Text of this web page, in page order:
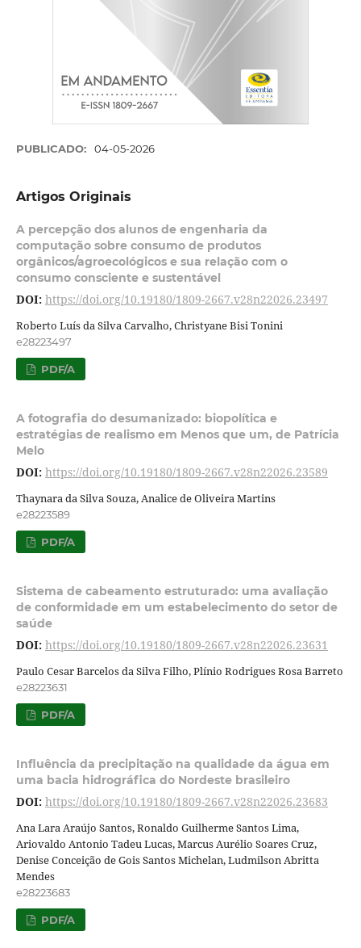
PUBLICADO: 04-05-2026
Artigos Originais
A percepção dos alunos de engenharia da
computação sobre consumo de produtos
orgânicos/agroecológicos e sua relação com o
consumo consciente e sustentável
DOI: https://doi.org/10.19180/1809-2667.v28n22026.23497
Roberto Luís da Silva Carvalho, Christyane Bisi Tonini
e28223497
PDF/A
A fotografia do desumanizado: biopolítica e
estratégias de realismo em Menos que um, de Patrícia
Melo
DOI: https://doi.org/10.19180/1809-2667.v28n22026.23589
Thaynara da Silva Souza, Analice de Oliveira Martins
e28223589
PDF/A
Sistema de cabeamento estruturado: uma avaliação
de conformidade em um estabelecimento do setor de
saúde
DOI: https://doi.org/10.19180/1809-2667.v28n22026.23631
Paulo Cesar Barcelos da Silva Filho, Plínio Rodrigues Rosa Barreto
e28223631
PDF/A
Influência da precipitação na qualidade da água em
uma bacia hidrográfica do Nordeste brasileiro
DOI: https://doi.org/10.19180/1809-2667.v28n22026.23683
Ana Lara Araújo Santos, Ronaldo Guilherme Santos Lima,
Ariovaldo Antonio Tadeu Lucas, Marcus Aurélio Soares Cruz,
Denise Conceição de Gois Santos Michelan, Ludmilson Abritta
Mendes
e28223683
PDF/A